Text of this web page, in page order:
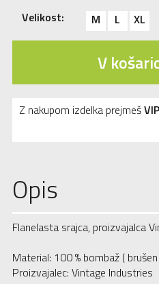
Velikost:
M L XL
V
Z nakupom izdelka prejmeš
Opis
Flanelasta srajca, proizvajalca
Material: 100 % bombaž (
Proizvajalec: Vintage Industries